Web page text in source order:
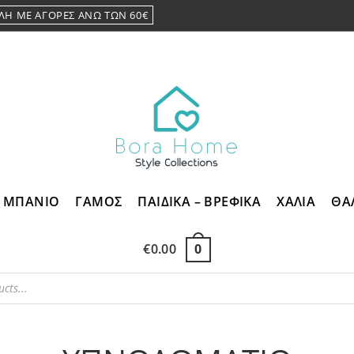
ΜΕ ΑΓΟΡΕΣ ΑΝΩ ΤΩΝ 60€
ΜΠΑΝΙΟ ΓΑΜΟΣ ΠΑΙΔΙΚΑ – ΒΡΕΦΙΚΑ ΧΑΛΙΑ
€0.00 0